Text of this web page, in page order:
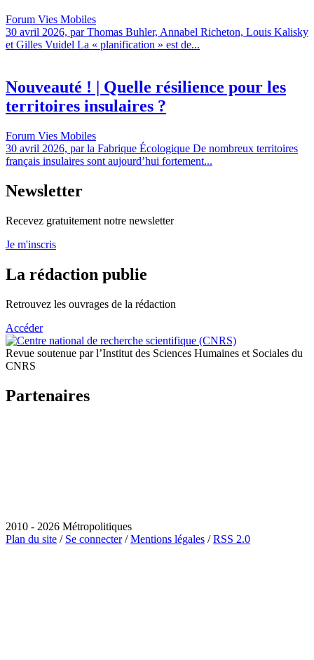
Forum Vies Mobiles
30 avril 2026, par Thomas Buhler, Annabel Richeton, Louis Kalisky
et Gilles Vuidel La « planification » est de...
Nouveauté ! | Quelle résilience pour les
territoires insulaires ?
Forum Vies Mobiles
30 avril 2026, par la Fabrique Écologique De nombreux territoires
français insulaires sont aujourd’hui fortement...
Newsletter
Recevez gratuitement notre newsletter
Je m'inscris
La rédaction publie
Retrouvez les ouvrages de la rédaction
Accéder
Revue soutenue par l’Institut des Sciences Humaines et Sociales du
CNRS
Partenaires
2010 - 2026 Métropolitiques
Plan du site / Se connecter/Mentions légales /RSS 2.0